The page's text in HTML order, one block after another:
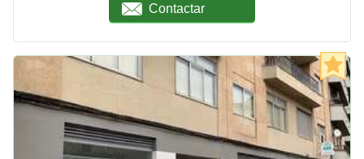
Contactar